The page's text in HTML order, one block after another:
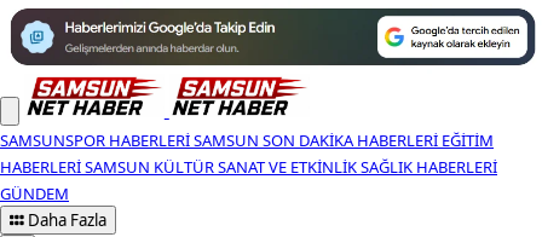
SAMSUNSPOR HABERLERISAMSUN SON DAKIKA HABERLERI EĞITIM
HABERLERISAMSUN KÜLTÜR SANAT VE ETKINLIKSAĞLIK HABERLERI
GÜNDEM
Daha Fazla